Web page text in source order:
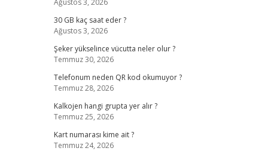
Ağustos 3, 2026
30 GB kaç saat eder ?
Ağustos 3, 2026
Şeker yükselince vücutta neler olur ?
Temmuz 30, 2026
Telefonum neden QR kod okumuyor ?
Temmuz 28, 2026
Kalkojen hangi grupta yer alır ?
Temmuz 25, 2026
Kart numarası kime ait ?
Temmuz 24, 2026